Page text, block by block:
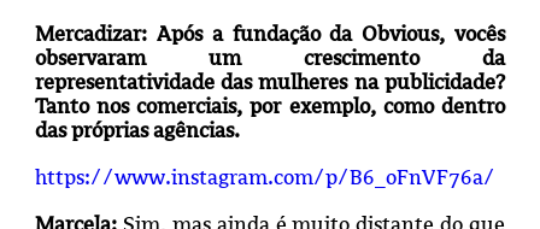
Mercadizar: Após a fundação da Obvious, vocês
observaram um crescimento da
representatividade das mulheres na publicidade?
Tanto nos comerciais, por exemplo, como dentro
das próprias agências.
https://www.instagram.com/p/B6_oFnVF76a/
Marcela: Sim, mas ainda é muito distante do que